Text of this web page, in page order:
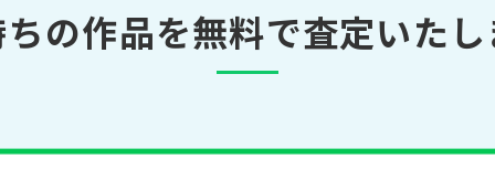
の作品を無料で査定いた